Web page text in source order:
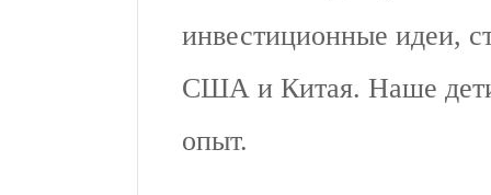
инвестиционные идеи,
США и Китая. Наше
опыт.